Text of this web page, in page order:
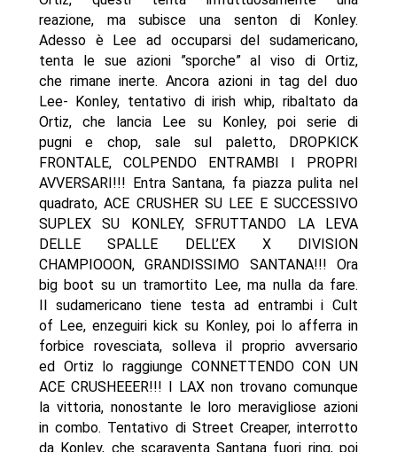
reazione, ma subisce una senton di Konley.
Adesso è Lee ad occuparsi del sudamericano,
tenta le sue azioni ”sporche” al viso di Ortiz,
che rimane inerte. Ancora azioni in tag del duo
Lee- Konley, tentativo di irish whip, ribaltato da
Ortiz, che lancia Lee su Konley, poi serie di
pugni e chop, sale sul paletto, DROPKICK
FRONTALE, COLPENDO ENTRAMBI I PROPRI
AVVERSARI!!! Entra Santana, fa piazza pulita nel
quadrato, ACE CRUSHER SU LEE E SUCCESSIVO
SUPLEX SU KONLEY, SFRUTTANDO LA LEVA
DELLE SPALLE DELL’EX X DIVISION
CHAMPIOOON, GRANDISSIMO SANTANA!!! Ora
big boot su un tramortito Lee, ma nulla da fare.
Il sudamericano tiene testa ad entrambi i Cult
of Lee, enzeguiri kick su Konley, poi lo afferra in
forbice rovesciata, solleva il proprio avversario
ed Ortiz lo raggiunge CONNETTENDO CON UN
ACE CRUSHEEER!!! I LAX non trovano comunque
la vittoria, nonostante le loro meravigliose azioni
in combo. Tentativo di Street Creaper, interrotto
da Konley, che scaraventa Santana fuori ring, poi